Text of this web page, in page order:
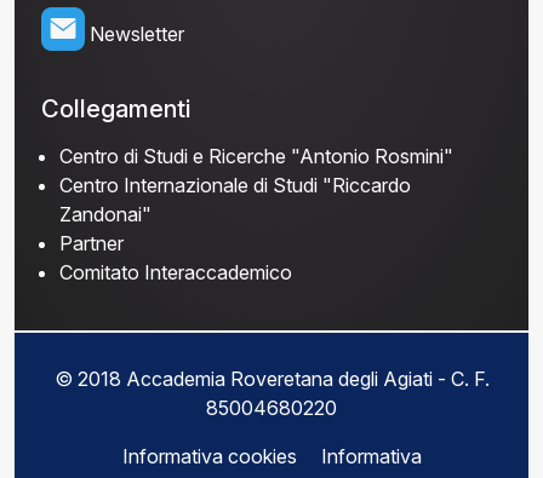
Newsletter
Collegamenti
Centro di Studi e Ricerche "Antonio Rosmini"
Centro Internazionale di Studi "Riccardo
Zandonai"
Partner
Comitato Interaccademico
© 2018 Accademia Roveretana degli Agiati - C. F.
85004680220
Informativa cookies
Informativa